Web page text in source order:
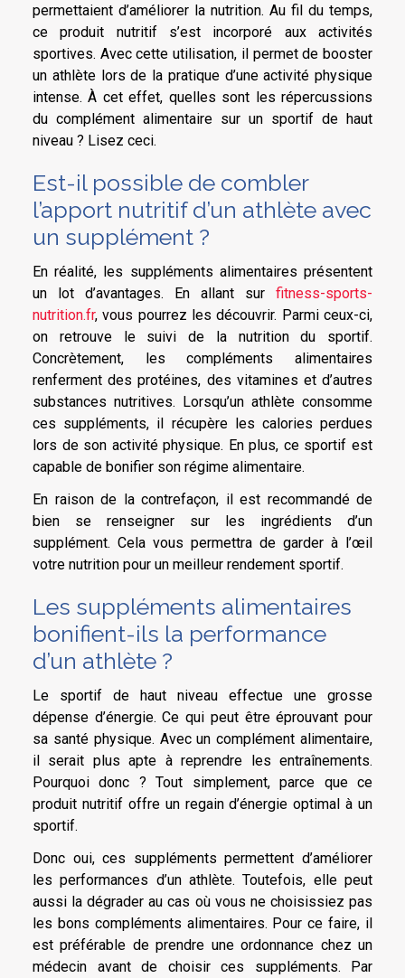
permettaient d’améliorer la nutrition. Au fil du temps,
ce produit nutritif s’est incorporé aux activités
sportives. Avec cette utilisation, il permet de booster
un athlète lors de la pratique d’une activité physique
intense. À cet effet, quelles sont les répercussions
du complément alimentaire sur un sportif de haut
niveau ? Lisez ceci.
Est-il possible de combler
l’apport nutritif d’un athlète avec
un supplément ?
En réalité, les suppléments alimentaires présentent
un lot d’avantages. En allant sur fitness-sports-
nutrition.fr, vous pourrez les découvrir. Parmi ceux-ci,
on retrouve le suivi de la nutrition du sportif.
Concrètement, les compléments alimentaires
renferment des protéines, des vitamines et d’autres
substances nutritives. Lorsqu’un athlète consomme
ces suppléments, il récupère les calories perdues
lors de son activité physique. En plus, ce sportif est
capable de bonifier son régime alimentaire.
En raison de la contrefaçon, il est recommandé de
bien se renseigner sur les ingrédients d’un
supplément. Cela vous permettra de garder à l’œil
votre nutrition pour un meilleur rendement sportif.
Les suppléments alimentaires
bonifient-ils la performance
d’un athlète ?
Le sportif de haut niveau effectue une grosse
dépense d’énergie. Ce qui peut être éprouvant pour
sa santé physique. Avec un complément alimentaire,
il serait plus apte à reprendre les entraînements.
Pourquoi donc ? Tout simplement, parce que ce
produit nutritif offre un regain d’énergie optimal à un
sportif.
Donc oui, ces suppléments permettent d’améliorer
les performances d’un athlète. Toutefois, elle peut
aussi la dégrader au cas où vous ne choisissiez pas
les bons compléments alimentaires. Pour ce faire, il
est préférable de prendre une ordonnance chez un
médecin avant de choisir ces suppléments. Par